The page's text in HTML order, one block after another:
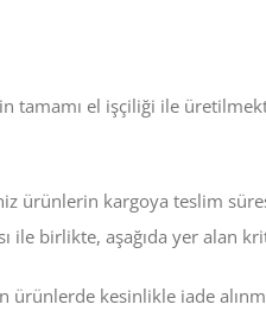
tamamı el işçiliği ile
ürünlerin kargoya teslim
ile birlikte, aşağıda yer alan
kesinlikle iade